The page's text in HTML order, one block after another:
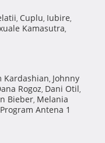
, Cuplu, Iubire,
Kamasutra,
Kardashian, Johnny
Rogoz, Dani Otil,
Bieber, Melania
Program Antena 1